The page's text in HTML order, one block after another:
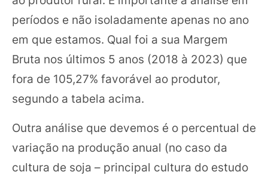
períodos e não isoladamente apenas no ano
em que estamos. Qual foi a sua Margem
Bruta nos últimos 5 anos (2018 à 2023) que
fora de 105,27% favorável ao produtor,
segundo a tabela acima.
Outra análise que devemos é o percentual de
variação na produção anual (no caso da
cultura de soja – principal cultura do estudo